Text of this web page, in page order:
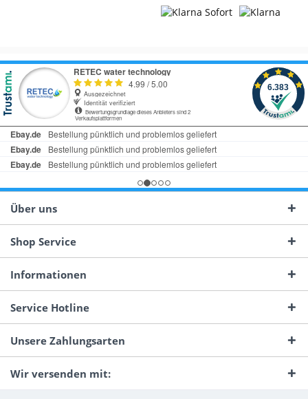
Über uns
Shop Service
Informationen
Service Hotline
Unsere Zahlungsarten
Wir versenden mit: